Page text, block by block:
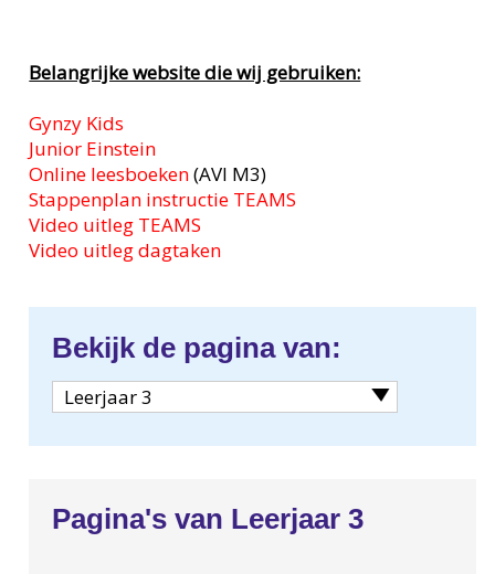
Belangrijke website die wij gebruiken:
Gynzy Kids
Junior Einstein
Online leesboeken(AVI M3)
Stappenplan instructie TEAMS
Video uitleg TEAMS
Video uitleg dagtaken
Bekijk de pagina van:
Leerjaar 3
Pagina's van Leerjaar 3